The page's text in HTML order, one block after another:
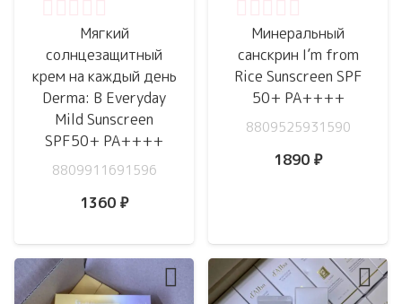
Мягкий
солнцезащитный
крем на каждый день
Derma: B Everyday
Mild Sunscreen
SPF50+ PA++++
8809911691596
1360 ₽
Минеральный
санскрин I’m from
Rice Sunscreen SPF
50+ PA++++
8809525931590
1890 ₽